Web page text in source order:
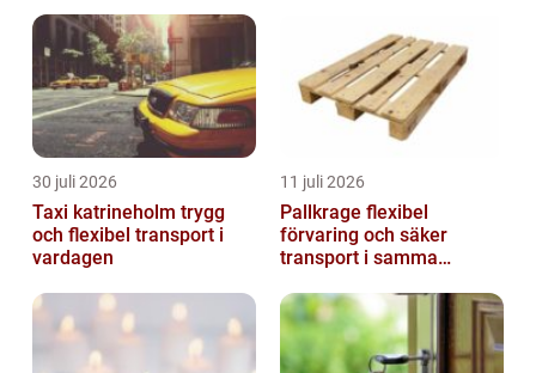
30 juli 2026
Taxi katrineholm trygg
och flexibel transport i
vardagen
11 juli 2026
Pallkrage flexibel
förvaring och säker
transport i samma